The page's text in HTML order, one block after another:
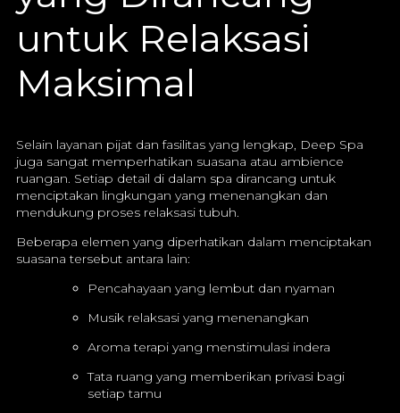
untuk Relaksasi
Maksimal
Selain layanan pijat dan fasilitas yang lengkap, Deep Spa
juga sangat memperhatikan suasana atau ambience
ruangan. Setiap detail di dalam spa dirancang untuk
menciptakan lingkungan yang menenangkan dan
mendukung proses relaksasi tubuh.
Beberapa elemen yang diperhatikan dalam menciptakan
suasana tersebut antara lain:
Pencahayaan yang lembut dan nyaman
Musik relaksasi yang menenangkan
Aroma terapi yang menstimulasi indera
Tata ruang yang memberikan privasi bagi
setiap tamu